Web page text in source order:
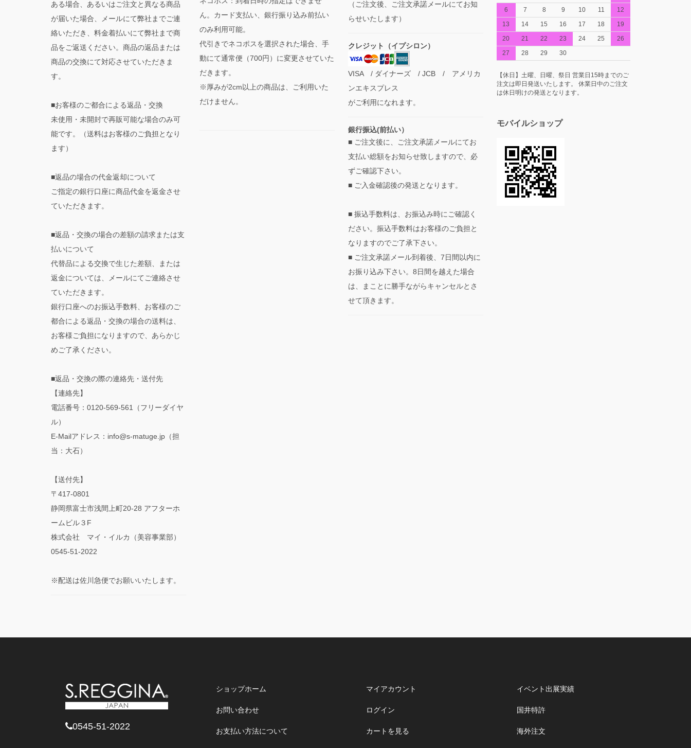
ある場合、あるいはご注文と異なる商品
が届いた場合、メールにて弊社までご連
絡いただき、料金着払いにて弊社まで商
品をご返送ください。商品の返品または
商品の交換にて対応させていただきま
す。
■お客様のご都合による返品・交換
未使用・未開封で再販可能な場合のみ可
能です。（送料はお客様のご負担となり
ます）
■返品の場合の代金返却について
ご指定の銀行口座に商品代金を返金させ
ていただきます。
■返品・交換の場合の差額の請求または支
払いについて
代替品による交換で生じた差額、または
返金については、メールにてご連絡させ
ていただきます。
銀行口座へのお振込手数料、お客様のご
都合による返品・交換の場合の送料は、
お客様ご負担になりますので、あらかじ
めご了承ください。
■返品・交換の際の連絡先・送付先
【連絡先】
電話番号：0120-569-561（フリーダイヤ
ル）
E-Mailアドレス：info@s-matuge.jp（担
当：大石）
【送付先】
〒417-0801
静岡県富士市浅間上町20-28 アフターホ
ームビル３F
株式会社 マイ・イルカ（美容事業部）
0545-51-2022
※配送は佐川急便でお願いいたします。
ん。カード支払い、銀行振り込み前払い
のみ利用可能。
代引きでネコポスを選択された場合、手
動にて通常便（700円）に変更させていた
だきます。
※厚みが2cm以上の商品は、ご利用いた
だけません。
（ご注文後、ご注文承諾メールにてお知
らせいたします）
クレジット（イプシロン）
VISA / ダイナーズ / JCB / アメリカ
ンエキスプレス
がご利用になれます。
銀行振込(前払い）
■ ご注文後に、ご注文承諾メールにてお
支払い総額をお知らせ致しますので、必
ずご確認下さい。
■ ご入金確認後の発送となります。
■ 振込手数料は、お振込み時にご確認く
ださい。振込手数料はお客様のご負担と
なりますのでご了承下さい。
■ ご注文承諾メール到着後、7日間以内に
お振り込み下さい。8日間を越えた場合
は、まことに勝手ながらキャンセルとさ
せて頂きます。
6
7 8 9 10 11
12
13
14 15 16 17 18
19
20
21 22 23 24 25
26
27
28 29 30
【休日】土曜、日曜、祭日 営業日15時までのご
注文は即日発送いたします。 休業日中のご注文
は休日明けの発送となります。
モバイルショップ
0545-51-2022
ショップホーム
お問い合わせ
お支払い方法について
マイアカウント
ログイン
カートを見る
イベント出展実績
国井特許
海外注文